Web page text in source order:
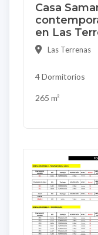
Casa
en Las
Las Terrenas
4 Dormitorios
265 m²